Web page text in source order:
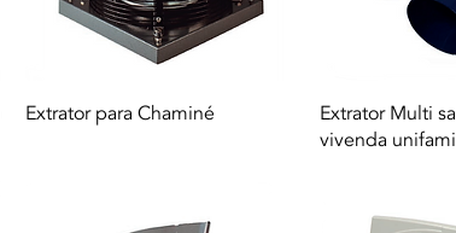
Quick View
Extrator para Chaminé
Extrator Multi
vivenda